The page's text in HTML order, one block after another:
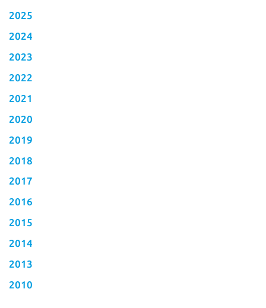
2025
2024
2023
2022
2021
2020
2019
2018
2017
2016
2015
2014
2013
2010